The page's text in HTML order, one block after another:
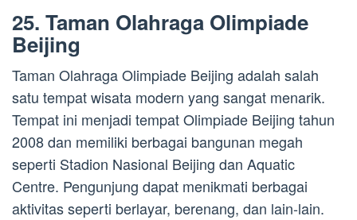
25. Taman Olahraga Olimpiade
Beijing
Taman Olahraga Olimpiade Beijing adalah salah
satu tempat wisata modern yang sangat menarik.
Tempat ini menjadi tempat Olimpiade Beijing tahun
2008 dan memiliki berbagai bangunan megah
seperti Stadion Nasional Beijing dan Aquatic
Centre. Pengunjung dapat menikmati berbagai
aktivitas seperti berlayar, berenang, dan lain-lain.